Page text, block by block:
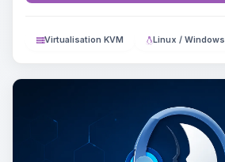
Virtualisation KVM Linux / Windows